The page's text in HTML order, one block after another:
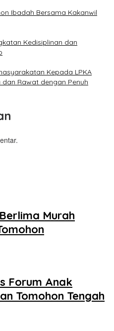
Ibadah Bersama Kakanwil
Kedisiplinan dan
Kepada LPKA
Rawat dengan Penuh
Murah
Forum Anak
Tomohon Tengah